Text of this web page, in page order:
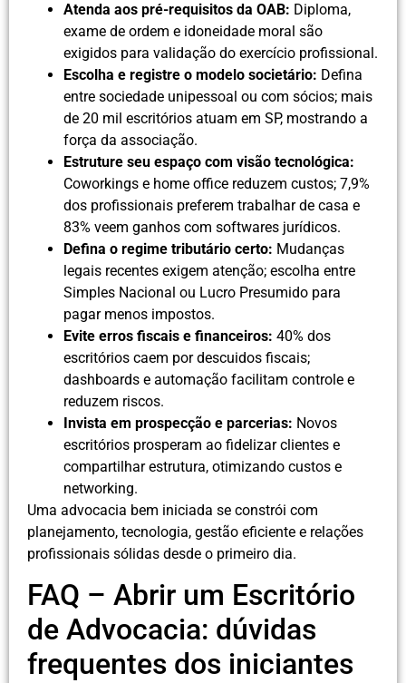
Atenda aos pré-requisitos da OAB: Diploma,
exame de ordem e idoneidade moral são
exigidos para validação do exercício profissional.
Escolha e registre o modelo societário: Defina
entre sociedade unipessoal ou com sócios; mais
de 20 mil escritórios atuam em SP, mostrando a
força da associação.
Estruture seu espaço com visão tecnológica:
Coworkings e home office reduzem custos; 7,9%
dos profissionais preferem trabalhar de casa e
83% veem ganhos com softwares jurídicos.
Defina o regime tributário certo: Mudanças
legais recentes exigem atenção; escolha entre
Simples Nacional ou Lucro Presumido para
pagar menos impostos.
Evite erros fiscais e financeiros: 40% dos
escritórios caem por descuidos fiscais;
dashboards e automação facilitam controle e
reduzem riscos.
Invista em prospecção e parcerias: Novos
escritórios prosperam ao fidelizar clientes e
compartilhar estrutura, otimizando custos e
networking.
Uma advocacia bem iniciada se constrói com
planejamento, tecnologia, gestão eficiente e relações
profissionais sólidas desde o primeiro dia.
FAQ – Abrir um Escritório
de Advocacia: dúvidas
frequentes dos iniciantes